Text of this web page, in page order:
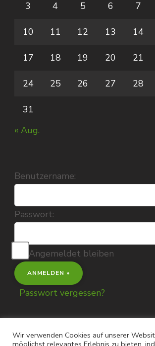
3 4 5 6 7
10 11 12 13 14
17 18 19 20 21
24 25 26 27 28
31
« Aug.
Benutzername:
Passwort:
Angemeldet bleiben
Passwort vergessen?
Wir verwenden Cookies auf unserer
möglichst relevantes Erlebnis zu bieten,